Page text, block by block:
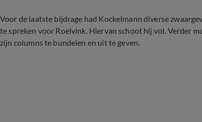
Voor de laatste bijdrage had Kockelmann diverse
te spreken voor Roelvink. Hiervan schoot hij vol. Verder
zijn columns te bundelen en uit te geven.